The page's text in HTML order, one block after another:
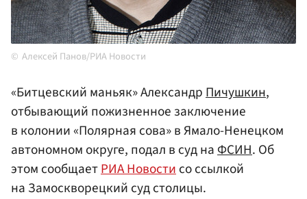
Алексей Панов/РИА Новости
«Битцевский маньяк» АлександрПичушкин,
отбывающий пожизненное заключение
в колонии «Полярная сова» в Ямало-Ненецком
автономном округе, подал в суд наФСИН. Об
этом сообщаетРИА Новостисо ссылкой
на Замоскворецкий суд столицы.